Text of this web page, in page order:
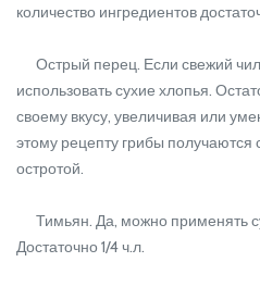
количество ингредиентов
Острый перец. Если свежий
использовать сухие хлопья.
своему вкусу, увеличивая или
этому рецепту грибы
остротой.
Тимьян. Да, можно применять
Достаточно 1/4 ч.л.